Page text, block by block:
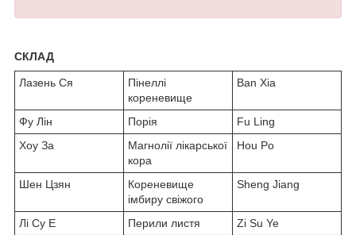
СКЛАД
Лазень Ся
Пінеллі
кореневище
Ban Xia
Фу Лін Порія
Fu Ling
Хоу За
Магнолії лікарської
кора
Hou Po
Шен Цзян
Кореневище
імбиру свіжого
Sheng Jiang
Лі Су Е Перили листя Zi Su Ye